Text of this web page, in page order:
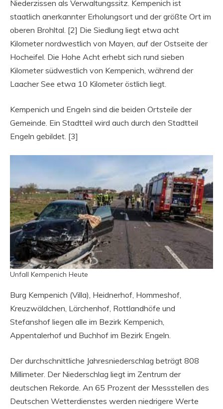
Niederzissen als Verwaltungssitz. Kempenich ist
staatlich anerkannter Erholungsort und der größte Ort im
oberen Brohltal. [2] Die Siedlung liegt etwa acht
Kilometer nordwestlich von Mayen, auf der Ostseite der
Hocheifel. Die Hohe Acht erhebt sich rund sieben
Kilometer südwestlich von Kempenich, während der
Laacher See etwa 10 Kilometer östlich liegt.
Kempenich und Engeln sind die beiden Ortsteile der
Gemeinde. Ein Stadtteil wird auch durch den Stadtteil
Engeln gebildet. [3]
Unfall Kempenich Heute
Burg Kempenich (Villa), Heidnerhof, Hommeshof,
Kreuzwäldchen, Lärchenhof, Rottlandhöfe und
Stefanshof liegen alle im Bezirk Kempenich,
Appentalerhof und Buchhof im Bezirk Engeln.
Der durchschnittliche Jahresniederschlag beträgt 808
Millimeter. Der Niederschlag liegt im Zentrum der
deutschen Rekorde. An 65 Prozent der Messstellen des
Deutschen Wetterdienstes werden niedrigere Werte